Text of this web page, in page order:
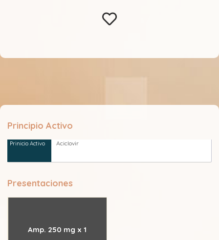
Principio Activo
Aciclovir
Presentaciones
Amp. 250 mg x 1